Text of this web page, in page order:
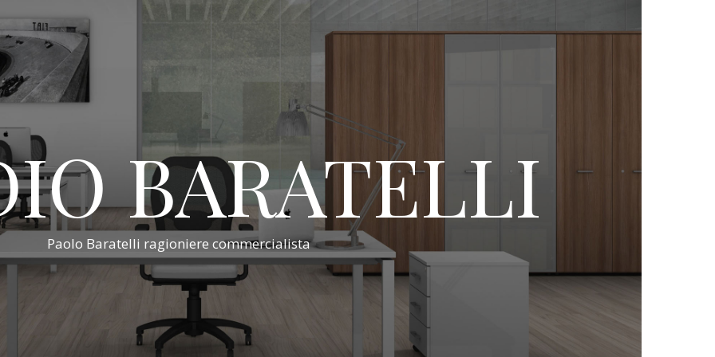
BARATELLI
Paolo Baratelli ragioniere commercialista